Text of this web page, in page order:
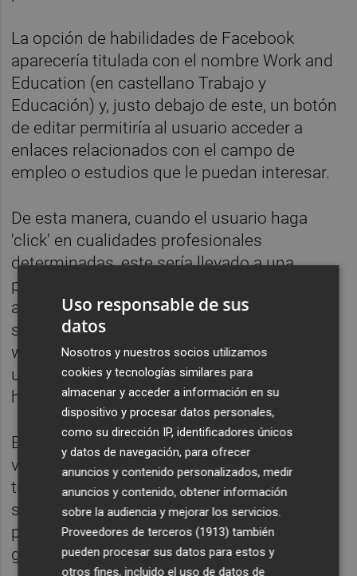
La opción de habilidades de Facebook
aparecería titulada con el nombre Work and
Education (en castellano Trabajo y
Educación) y, justo debajo de este, un botón
de editar permitiría al usuario acceder a
enlaces relacionados con el campo de
empleo o estudios que le puedan interesar.
De esta manera, cuando el usuario haga
'click' en cualidades profesionales
determinadas, este sería llevado a una
página en la que podría ver cuáles de sus
amigos de Facebook tienen inquietudes
similares. Además, se mostrarían asimismo
webs relacionadas, listas y grupos de otros
usuarios que hayan indicado la misma
habilidad.
Esta nueva opción supondría una doble
ventaja, pues ayudaría a los buscadores de
trabajadores a encontrar empleados -como
sucede en LinkedIn- y, por otro lado,
permitiría a los usuarios relacionarse con
gente de intereses similares.
Uso responsable de sus
datos
Nosotros y nuestros socios utilizamos
cookies y tecnologías similares para
almacenar y acceder a información en su
dispositivo y procesar datos personales,
como su dirección IP, identificadores únicos
y datos de navegación, para ofrecer
anuncios y contenido personalizados, medir
anuncios y contenido, obtener información
sobre la audiencia y mejorar los servicios.
Proveedores de terceros (1913) también
pueden procesar sus datos para estos y
otros fines, incluido el uso de datos de